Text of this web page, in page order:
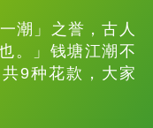
潮」之誉，古人
。」钱塘江潮不
9种花款，大家